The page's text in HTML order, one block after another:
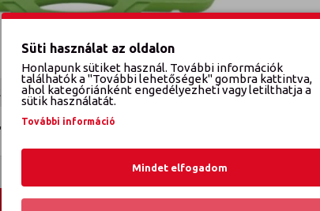
Süti használat az oldalon
Honlapunk sütiket használ. További információk
találhatók a "További lehetőségek" gombra kattintva,
ahol kategóriánként engedélyezheti vagy letilthatja a
sütik használatát.
További információ
Mindet elfogadom